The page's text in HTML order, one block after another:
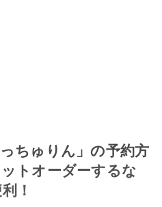
ちゅりん」の予約方
トオーダーするな
！